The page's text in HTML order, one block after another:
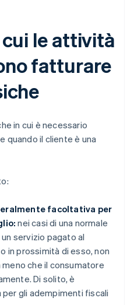
le attività
fatturare
in cui è necessario
quando il cliente è una
facoltativa per
nei casi di una normale
servizio pagato al
in prossimità di esso, non
che il consumatore
Di solito, è
gli adempimenti fiscali